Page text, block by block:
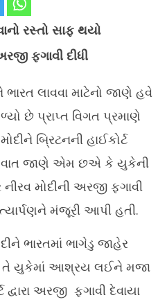
અરજી ફગાવી -ભારત લાવવાનો
રસ્તો સાફ થયો
ફગાવી દીધી
ભારત લાવવા માટેનો જાણે હવે
છે પ્રાપ્ત વિગત પ્રમાણે
બ્રિટનની હાઈકોર્ટ
જાણે એમ છએ કે યુકેની
મોદીની અરજી ફગાવી
મંજૂરી આપી હતી.
ભારતમાં ભાગેડુ જાહેર
તે યુકેમાં આશ્રય લઈને મજા
અરજી ફગાવી દેવાયા